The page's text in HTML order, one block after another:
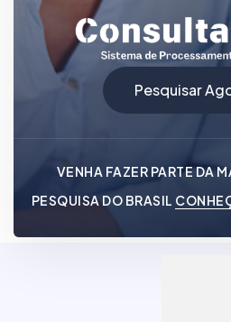
Pesquisar
VENHA FAZER PARTE DA
PESQUISA DO BRASIL